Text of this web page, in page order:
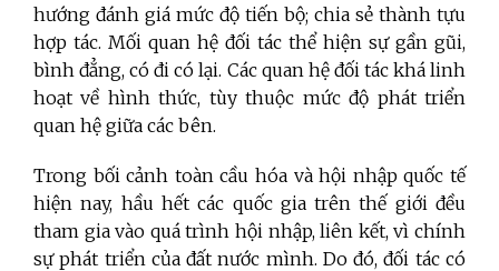
hướng đánh giá mức độ tiến bộ; chia sẻ thành tựu
hợp tác. Mối quan hệ đối tác thể hiện sự gần gũi,
bình đẳng, có đi có lại. Các quan hệ đối tác khá linh
hoạt về hình thức, tùy thuộc mức độ phát triển
quan hệ giữa các bên.
Trong bối cảnh toàn cầu hóa và hội nhập quốc tế
hiện nay, hầu hết các quốc gia trên thế giới đều
tham gia vào quá trình hội nhập, liên kết, vì chính
sự phát triển của đất nước mình. Do đó, đối tác có